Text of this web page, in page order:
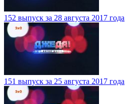
152 выпуск за 28 августа 2017 года
151 выпуск за 25 августа 2017 года